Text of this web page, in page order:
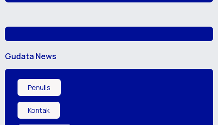
Gudata News
Penulis
Kontak